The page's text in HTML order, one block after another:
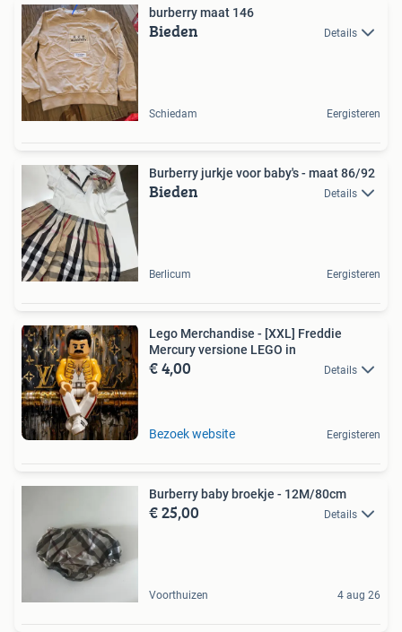
burberry maat 146
Bieden Details
Schiedam Eergisteren
Burberry jurkje voor baby's - maat 86/92
Bieden Details
Berlicum Eergisteren
Lego Merchandise - [XXL] Freddie
Mercury versione LEGO in
€ 4,00 Details
Bezoek website Eergisteren
Burberry baby broekje - 12M/80cm
€ 25,00 Details
Voorthuizen 4 aug 26